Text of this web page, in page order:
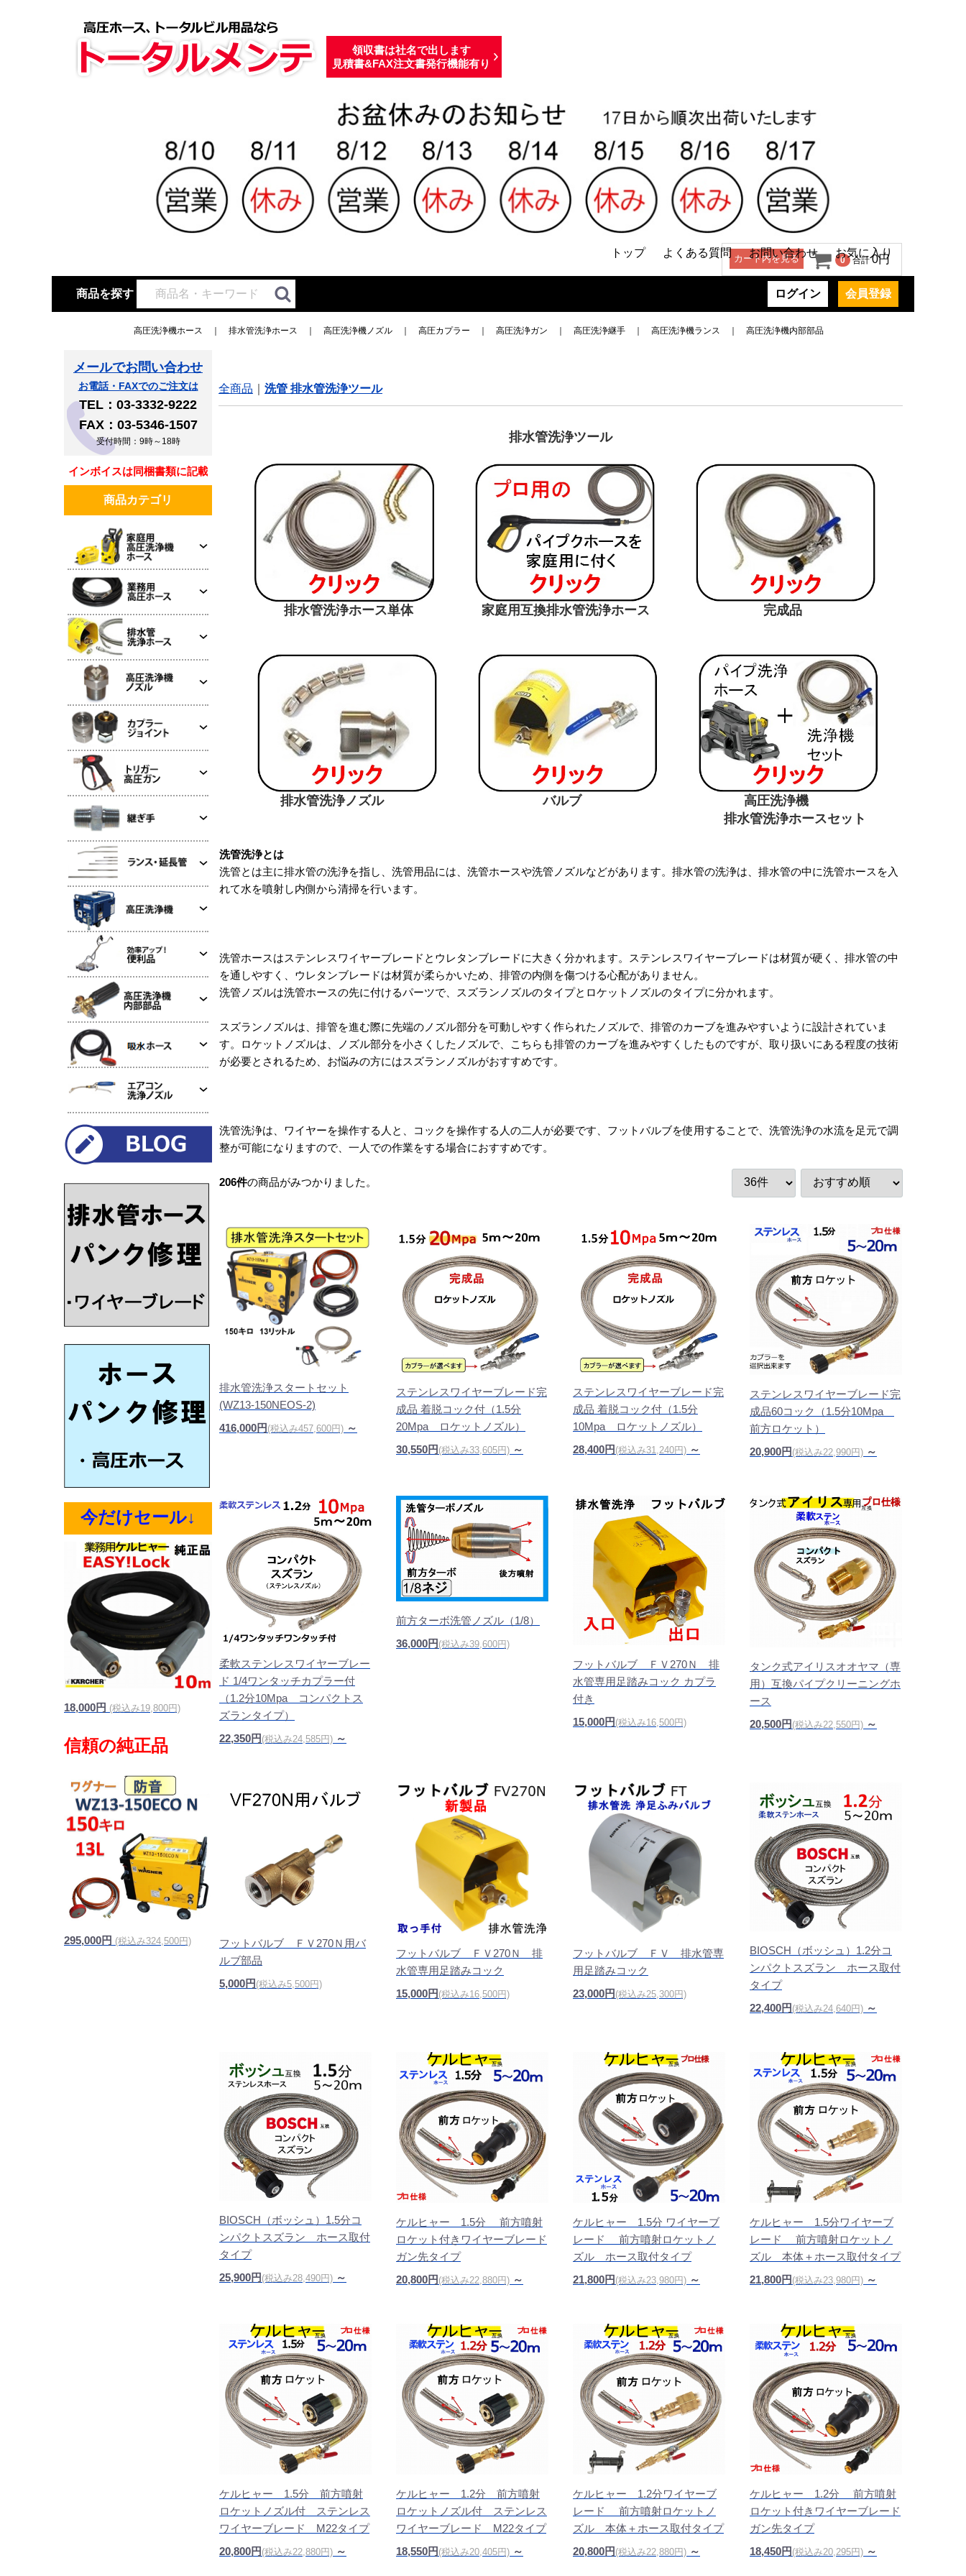
トップ よくある質問 お問い合わせ お気に入り
領収書は社名で出します
見積書&FAX注文書発行機能有り
ログイン 会員登録
カート内を見る 0 合計0円
商品を探す
高圧洗浄機ホース 排水管洗浄ホース 高圧洗浄機ノズル 高圧カプラー 高圧洗浄ガン 高圧洗浄継手 高圧洗浄機ランス 高圧洗浄機内部部品
全商品 洗管 排水管洗浄ツール
排水管洗浄ツール
排水管洗浄ホース単体 家庭用互換排水管洗浄ホース 完成品
排水管洗浄ノズル バルブ 高圧洗浄機
排水管洗浄ホースセット
洗管洗浄とは
洗管とは主に排水管の洗浄を指し、洗管用品には、洗管ホースや洗管ノズルなどがあります。排水管の洗浄は、排水管の中に洗管ホースを入
れて水を噴射し内側から清掃を行います。
洗管ホースはステンレスワイヤーブレードとウレタンブレードに大きく分かれます。ステンレスワイヤーブレードは材質が硬く、排水管の中
を通しやすく、ウレタンブレードは材質が柔らかいため、排管の内側を傷つける心配がありません。
洗管ノズルは洗管ホースの先に付けるパーツで、スズランノズルのタイプとロケットノズルのタイプに分かれます。
スズランノズルは、排管を進む際に先端のノズル部分を可動しやすく作られたノズルで、排管のカーブを進みやすいように設計されていま
す。ロケットノズルは、ノズル部分を小さくしたノズルで、こちらも排管のカーブを進みやすくしたものですが、取り扱いにある程度の技術
が必要とされるため、お悩みの方にはスズランノズルがおすすめです。
洗管洗浄は、ワイヤーを操作する人と、コックを操作する人の二人が必要です、フットバルブを使用することで、洗管洗浄の水流を足元で調
整が可能になりますので、一人での作業をする場合におすすめです。
206件の商品がみつかりました。
排水管洗浄スタートセット
(WZ13-150NEOS-2)
416,000円 (税込み457,600円) ～
ステンレスワイヤーブレード完
成品 着脱コック付（1.5分
20Mpa ロケットノズル）
30,550円 (税込み33,605円) ～
ステンレスワイヤーブレード完
成品 着脱コック付（1.5分
10Mpa ロケットノズル）
28,400円 (税込み31,240円) ～
ステンレスワイヤーブレード完
成品60コック（1.5分10Mpa
前方ロケット）
20,900円 (税込み22,990円) ～
柔軟ステンレスワイヤーブレー
ド 1/4ワンタッチカプラー付
（1.2分10Mpa コンパクトス
ズランタイプ）
22,350円 (税込み24,585円) ～
前方ターボ洗管ノズル（1/8）
36,000円 (税込み39,600円)
フットバルブ ＦＶ270Ｎ 排
水管専用足踏みコック カプラ
付き
15,000円 (税込み16,500円)
タンク式アイリスオオヤマ（専
用）互換パイプクリーニングホ
ース
20,500円 (税込み22,550円) ～
フットバルブ ＦＶ270Ｎ用バ
ルブ部品
5,000円 (税込み5,500円)
フットバルブ ＦＶ270Ｎ 排
水管専用足踏みコック
15,000円 (税込み16,500円)
フットバルブ ＦＶ 排水管専
用足踏みコック
23,000円 (税込み25,300円)
BIOSCH（ボッシュ）1.2分コ
ンパクトスズラン ホース取付
タイプ
22,400円 (税込み24,640円) ～
BIOSCH（ボッシュ）1.5分コ
ンパクトスズラン ホース取付
タイプ
25,900円 (税込み28,490円) ～
ケルヒャー 1.5分 前方噴射
ロケット付きワイヤーブレード
ガン先タイプ
20,800円 (税込み22,880円) ～
ケルヒャー 1.5分 ワイヤーブ
レード 前方噴射ロケットノ
ズル ホース取付タイプ
21,800円 (税込み23,980円) ～
ケルヒャー 1.5分ワイヤーブ
レード 前方噴射ロケットノ
ズル 本体＋ホース取付タイプ
21,800円 (税込み23,980円) ～
ケルヒャー 1.5分 前方噴射
ロケットノズル付 ステンレス
ワイヤーブレード M22タイプ
20,800円 (税込み22,880円) ～
ケルヒャー 1.2分 前方噴射
ロケットノズル付 ステンレス
ワイヤーブレード M22タイプ
18,550円 (税込み20,405円) ～
ケルヒャー 1.2分ワイヤーブ
レード 前方噴射ロケットノ
ズル 本体＋ホース取付タイプ
20,800円 (税込み22,880円) ～
ケルヒャー 1.2分 前方噴射
ロケット付きワイヤーブレード
ガン先タイプ
18,450円 (税込み20,295円) ～
メールでお問い合わせ
お電話・FAXでのご注文は
TEL：03-3332-9222
FAX：03-5346-1507
受付時間：9時～18時
インボイスは同梱書類に記載してあります
商品カテゴリ
今だけセール↓
18,000円 (税込み19,800円)
295,000円 (税込み324,500円)